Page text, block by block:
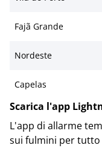
Fajã Grande
Nordeste
Capelas
Scarica l'app
L'app di allarme
sui fulmini per tutto